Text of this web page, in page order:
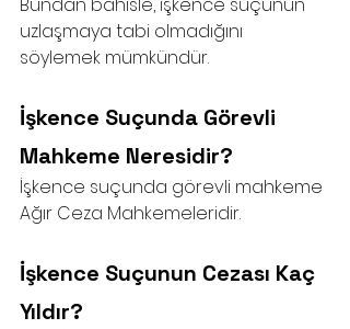
uzlaşmaya tabi olmadığını
söylemek mümkündür.
İşkence Suçunda Görevli
Mahkeme Neresidir?
İşkence suçunda görevli mahkeme
Ağır Ceza Mahkemeleridir.
İşkence Suçunun Cezası Kaç
Yıldır?